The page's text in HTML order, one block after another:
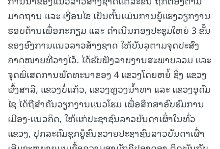
ມາດຖານ ແລະ ເງື່ອນໄຂ ເປັນຕົ້ນແມ່ນການຍູ້ແຮງວຽກງານ
ຮອບດ້ານເພື່ອກະກຽມ ແລະ ດໍາເນີນກອງປະຊຸມໃຫຍ່ 3 ຂັ້ນ
ຂອງອົງການແນວລາວສ້າງຊາດ ໃຫ້ບັນລຸຕາມຈຸດປະສົງ
ຄາດໝາຍທີ່ວາງໄວ້. ໄດ້ຮັບຟັງລາຍງານສະພາບລວມ ແລະ
ຈຸດພິເສດການພັດທະນາຂອງ 4 ແຂວງໂດຍຫຍໍ້ ຊຶ່ງ ແຂວງ
ຜົ້ງສາລີ, ແຂວງບໍ່ແກ້ວ, ແຂວງຫຼວງນໍ້າທາ ແລະ ແຂວງອຸດົມ
ໄຊ ໄດ້ຖືສໍາຄັນວຽກງານແນວໂຮມ ເພື່ອສຶກສາອົບຮົມການ
ເມືອງ-ແນວຄິດ, ໃຫ້ແກ່ປະຊາຊົນລາວບັນດາເຜົ່າໃນທົ່ວ
ແຂວງ, ປຸກລະດົມຊຸກຍູ້ຂົນຂວາຍປະຊາຊົນລາວບັນດາເຜົ່າ